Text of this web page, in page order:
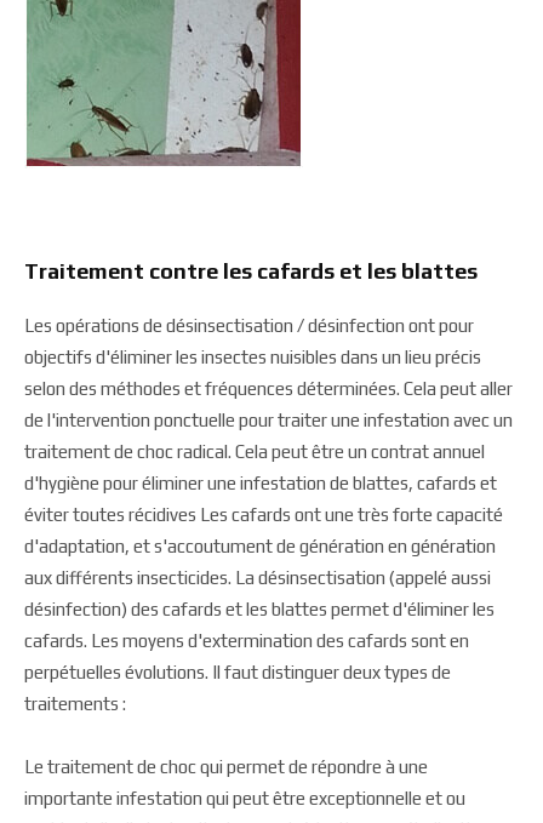
Traitement contre les cafards et les blattes
Les opérations de désinsectisation / désinfection ont pour
objectifs d'éliminer les insectes nuisibles dans un lieu précis
selon des méthodes et fréquences déterminées. Cela peut aller
de l'intervention ponctuelle pour traiter une infestation avec un
traitement de choc radical. Cela peut être un contrat annuel
d'hygiène pour éliminer une infestation de blattes, cafards et
éviter toutes récidives Les cafards ont une très forte capacité
d'adaptation, et s'accoutument de génération en génération
aux différents insecticides. La désinsectisation (appelé aussi
désinfection) des cafards et les blattes permet d'éliminer les
cafards. Les moyens d'extermination des cafards sont en
perpétuelles évolutions. Il faut distinguer deux types de
traitements :
Le traitement de choc qui permet de répondre à une
importante infestation qui peut être exceptionnelle et ou